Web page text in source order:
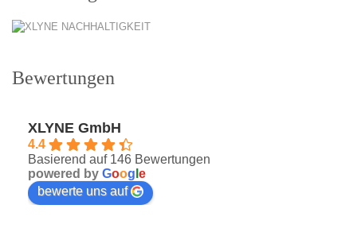
Bewertungen
XLYNE GmbH
4.4
Basierend auf 146 Bewertungen
powered by Goog e
bewerte uns auf